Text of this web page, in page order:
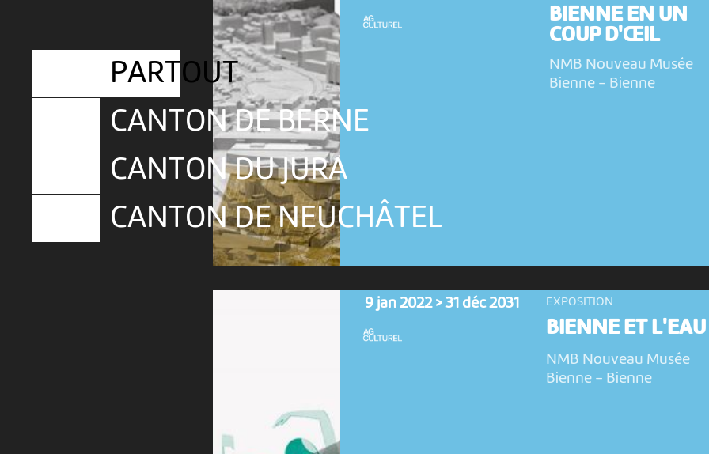
PARTOUT
CANTON DE BERNE
CANTON DU JURA
CANTON DE NEUCHÂTEL
BIENNE EN UN
COUP D'ŒIL
NMB Nouveau Musée
Bienne - Bienne
9 jan 2022 > 31 déc 2031 EXPOSITION
BIENNE ET L'EAU
NMB Nouveau Musée
Bienne - Bienne